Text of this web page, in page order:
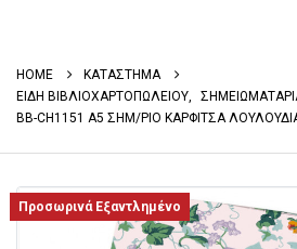
HOME
ΚΑΤΑΣΤΗΜΑ
ΕΙΔΗ ΒΙΒΛΙΟΧΑΡΤΟΠΩΛΕΙΟΥ
BB-CH1151 A5 ΣΗΜ/ΡΙΟ ΚΑΡΦΙΤΣΑ ΛΟΥΛΟΥΔΙΑ
Προσωρινά Εξαντλημένο